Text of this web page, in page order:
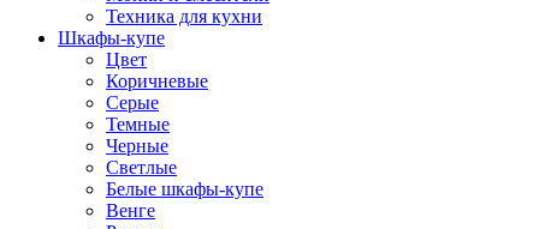
Техника для кухни
Шкафы-купе
Цвет
Коричневые
Серые
Темные
Черные
Светлые
Белые шкафы-купе
Венге